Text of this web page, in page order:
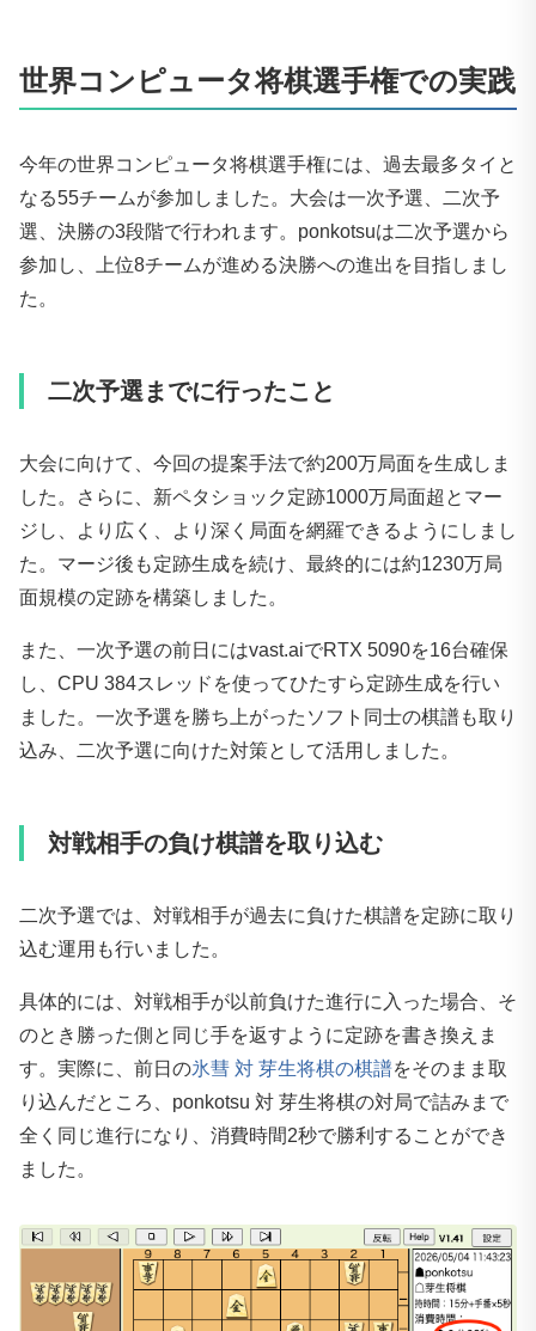
世界コンピュータ将棋選手権での実践
今年の世界コンピュータ将棋選手権には、過去最多タイと
なる55チームが参加しました。大会は一次予選、二次予
選、決勝の3段階で行われます。ponkotsuは二次予選から
参加し、上位8チームが進める決勝への進出を目指しまし
た。
二次予選までに行ったこと
大会に向けて、今回の提案手法で約200万局面を生成しま
した。さらに、新ペタショック定跡1000万局面超とマー
ジし、より広く、より深く局面を網羅できるようにしまし
た。マージ後も定跡生成を続け、最終的には約1230万局
面規模の定跡を構築しました。
また、一次予選の前日にはvast.aiでRTX 5090を16台確保
し、CPU 384スレッドを使ってひたすら定跡生成を行い
ました。一次予選を勝ち上がったソフト同士の棋譜も取り
込み、二次予選に向けた対策として活用しました。
対戦相手の負け棋譜を取り込む
二次予選では、対戦相手が過去に負けた棋譜を定跡に取り
込む運用も行いました。
具体的には、対戦相手が以前負けた進行に入った場合、そ
のとき勝った側と同じ手を返すように定跡を書き換えま
す。実際に、前日の氷彗 対 芽生将棋の棋譜をそのまま取
り込んだところ、ponkotsu 対 芽生将棋の対局で詰みまで
全く同じ進行になり、消費時間2秒で勝利することができ
ました。